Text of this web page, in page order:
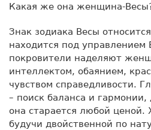
Какая же она женщина-
Знак зодиака Весы
находится под
покровители наделяют
интеллектом, обаянием,
чувством справедливости.
– поиск баланса и гармонии,
она старается любой ценой.
будучи двойственной по